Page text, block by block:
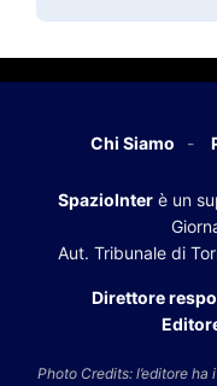
Chi Siamo
SpazioInter è un
Aut. Tribunale di
Direttore
Photo Credits: l’editore